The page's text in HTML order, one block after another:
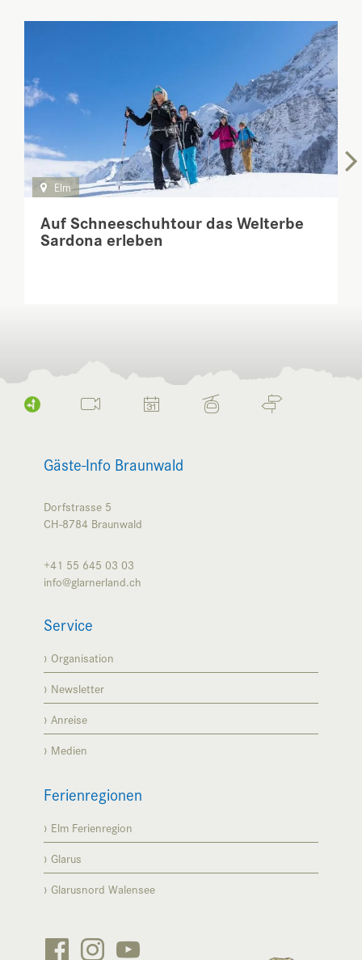
Auf Schneeschuhtour das Welterbe
Sardona erleben
Elm
Gäste-Info Braunwald
Dorfstrasse 5
CH-8784 Braunwald
+41 55 645 03 03
info@glarnerland.ch
Service
Organisation
Newsletter
Anreise
Medien
Ferienregionen
Elm Ferienregion
Glarus
Glarusnord Walensee
  